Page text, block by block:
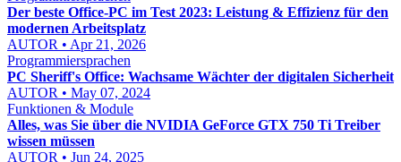
Der beste Office-PC im Test 2023: Leistung & Effizienz für den
modernen Arbeitsplatz
AUTOR • Apr 21, 2026
Programmiersprachen
PC Sheriff's Office: Wachsame Wächter der digitalen Sicherheit
AUTOR • May 07, 2024
Funktionen & Module
Alles, was Sie über die NVIDIA GeForce GTX 750 Ti Treiber
wissen müssen
AUTOR • Jun 24, 2025